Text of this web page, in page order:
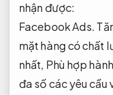
nhận được:
Facebook Ads.
mặt hàng có chất
nhất, Phù hợp
đa số các yêu cầu